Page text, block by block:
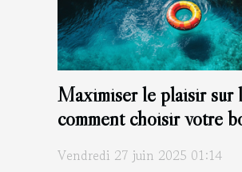
Maximiser le plaisir sur
comment choisir votre
Vendredi 27 juin 2025 01:14